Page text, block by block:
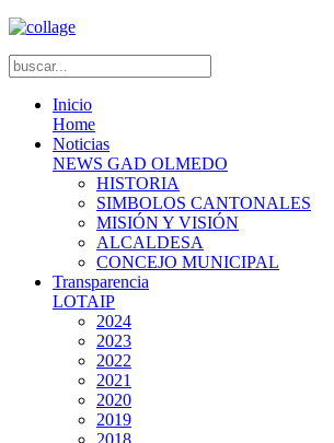
Inicio
Home
Noticias
NEWS GAD OLMEDO
HISTORIA
SIMBOLOS CANTONALES
MISIÓN Y VISIÓN
ALCALDESA
CONCEJO MUNICIPAL
Transparencia
LOTAIP
2024
2023
2022
2021
2020
2019
2018